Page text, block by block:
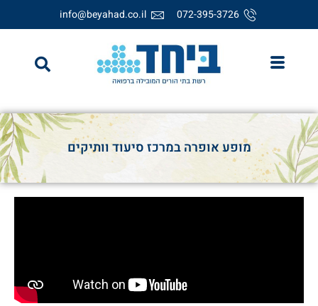
072-395-3726
info@beyahad.co.il
מופע אופרה במרכז סיעוד וותיקים